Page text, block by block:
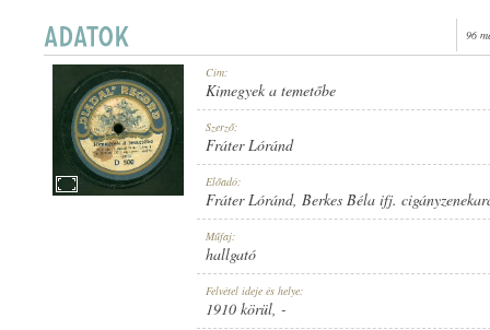
HALLGATÓ
96
Cím:
Kimegyek a temetőbe
Szerző:
Fráter Lóránd
Előadó:
Fráter Lóránd, Berkes Béla ifj.
Műfaj:
hallgató
Felvétel ideje és helye:
1910 körül, -